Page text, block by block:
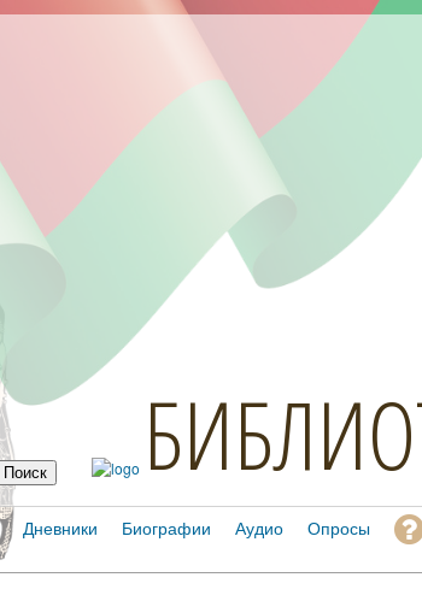
Дневники Биографии Аудио Опросы